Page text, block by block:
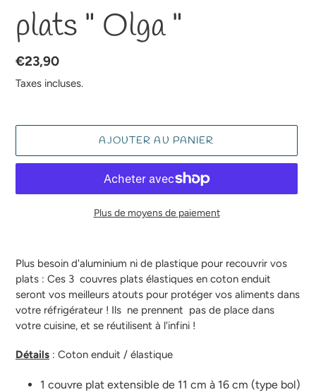
plats " Olga "
Prix
normal
€23,90
Taxes incluses.
AJOUTER AU PANIER
Plus de moyens de paiement
d'un
produit
à
votre
panier
Plus besoin d'aluminium ni de plastique pour recouvrir vos
plats : Ces 3 couvres plats élastiques en coton enduit
seront vos meilleurs atouts pour protéger vos aliments dans
votre réfrigérateur ! Ils ne prennent pas de place dans
votre cuisine, et se réutilisent à l'infini !
Détails : Coton enduit / élastique
1 couvre plat extensible de 11 cm à 16 cm (type bol)